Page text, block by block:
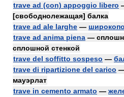
trave ad (con) appoggio libero
[свободнолежащая] балка
trave ad ale larghe —
trave ad anima piena —
сплошной стенкой
trave del soffitto sospeso —
trave di ripartizione del carico —
мауэрлат
trave in cemento armato —